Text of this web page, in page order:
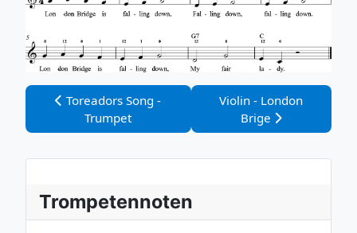
Vorheriger Beitrag: Toreadors Song - Trumpet
Toreadors Song -
Trumpet
Nächster Beitrag: Violin
Violin - London
Brige
Trompetennoten